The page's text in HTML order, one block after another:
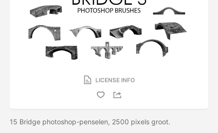
LICENSE INFO
15 Bridge photoshop-penselen, 2500 pixels groot.